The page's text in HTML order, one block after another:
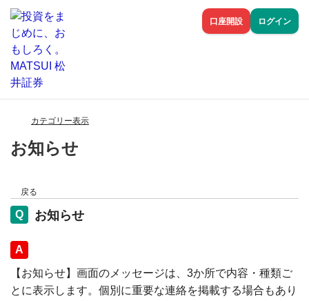
口座開設 ログイン
カテゴリー表示
お知らせ
戻る
お知らせ
回答
【お知らせ】画面のメッセージは、3か所で内容・種類ご
とに表示します。個別に重要な連絡を掲載する場合もあり